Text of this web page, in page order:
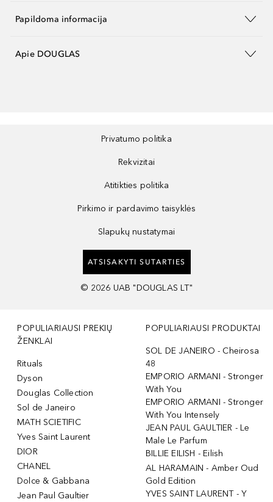
Papildoma informacija
Apie DOUGLAS
Privatumo politika
Rekvizitai
Atitikties politika
Pirkimo ir pardavimo taisyklės
Slapukų nustatymai
ATSISAKYTI SUTARTIES
© 2026 UAB "DOUGLAS LT"
POPULIARIAUSI PREKIŲ
ŽENKLAI
Rituals
Dyson
Douglas Collection
Sol de Janeiro
MATH SCIETIFIC
Yves Saint Laurent
DIOR
CHANEL
Dolce & Gabbana
Jean Paul Gaultier
POPULIARIAUSI PRODUKTAI
SOL DE JANEIRO - Cheirosa
48
EMPORIO ARMANI - Stronger
With You
EMPORIO ARMANI - Stronger
With You Intensely
JEAN PAUL GAULTIER - Le
Male Le Parfum
BILLIE EILISH - Eilish
AL HARAMAIN - Amber Oud
Gold Edition
YVES SAINT LAURENT - Y